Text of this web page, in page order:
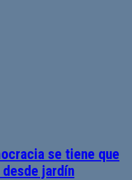
se tiene que
jardín